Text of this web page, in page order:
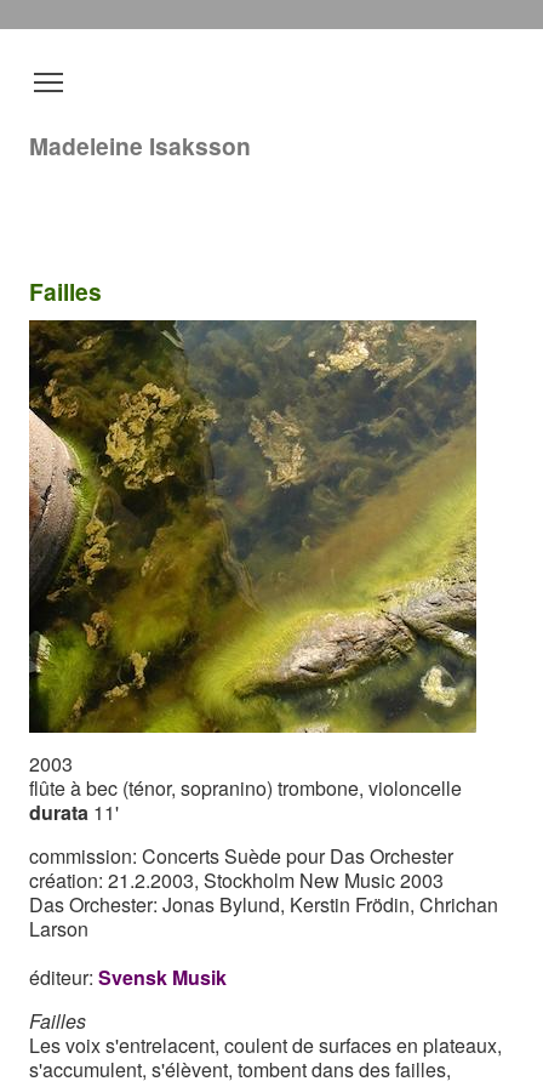
Madeleine Isaksson
Failles
2003
flûte à bec (ténor, sopranino) trombone, violoncelle
durata 11'
commission: Concerts Suède pour Das Orchester
création: 21.2.2003, Stockholm New Music 2003
Das Orchester: Jonas Bylund, Kerstin Frödin, Chrichan
Larson
éditeur: Svensk Musik
Failles
Les voix s'entrelacent, coulent de surfaces en plateaux,
s'accumulent, s'élèvent, tombent dans des failles,